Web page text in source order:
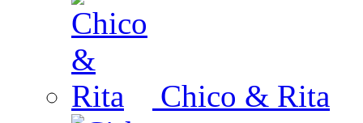
Chico & Rita